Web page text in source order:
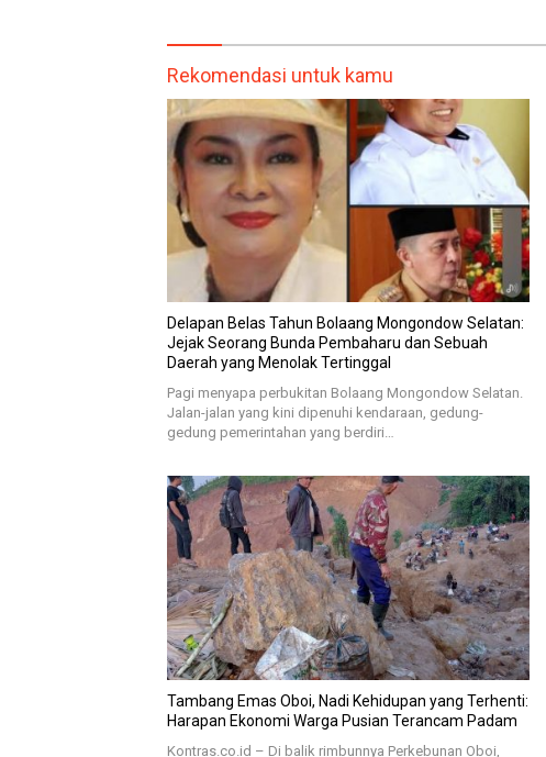
Rekomendasi untuk kamu
Delapan Belas Tahun Bolaang Mongondow Selatan:
Jejak Seorang Bunda Pembaharu dan Sebuah
Daerah yang Menolak Tertinggal
Pagi menyapa perbukitan Bolaang Mongondow Selatan.
Jalan-jalan yang kini dipenuhi kendaraan, gedung-
gedung pemerintahan yang berdiri…
Tambang Emas Oboi, Nadi Kehidupan yang Terhenti:
Harapan Ekonomi Warga Pusian Terancam Padam
Kontras.co.id – Di balik rimbunnya Perkebunan Oboi,